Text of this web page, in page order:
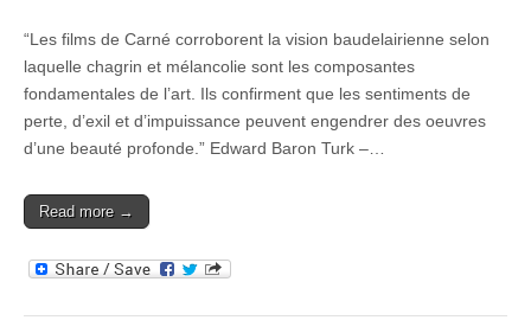
“Les films de Carné corroborent la vision baudelairienne selon
laquelle chagrin et mélancolie sont les composantes
fondamentales de l’art. Ils confirment que les sentiments de
perte, d’exil et d’impuissance peuvent engendrer des oeuvres
d’une beauté profonde.” Edward Baron Turk –…
Read more →